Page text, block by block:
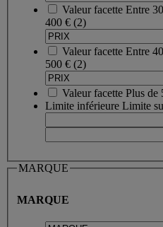
Valeur facette Entre
400 € (2)
Valeur facette Entre
500 € (2)
Valeur facette Plus de
Limite inférieure Limite
MARQUE
MARQUE